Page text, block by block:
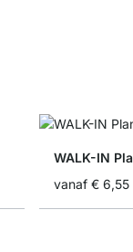
WALK-IN
vanaf € 6,55